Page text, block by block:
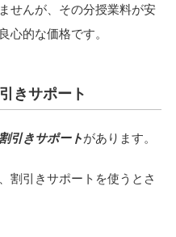
せんが、その分授業料が安
心的な価格です。
きサポート
引きサポートがあります。
割引きサポートを使うとさ